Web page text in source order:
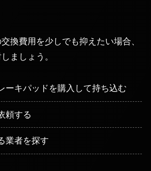
換費用を少しでも抑えたい場合、
ましょう。
ーキパッドを購入して持ち込む
頼する
業者を探す